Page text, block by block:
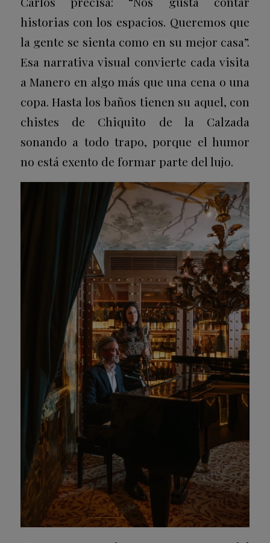
historias con los espacios. Queremos que
la gente se sienta como en su mejor casa”.
Esa narrativa visual convierte cada visita
a Manero en algo más que una cena o una
copa. Hasta los baños tienen su aquel, con
chistes de Chiquito de la Calzada
sonando a todo trapo, porque el humor
no está exento de formar parte del lujo.